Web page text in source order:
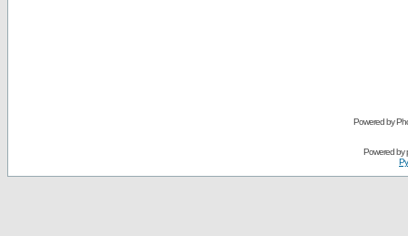
Powered by
Powered by